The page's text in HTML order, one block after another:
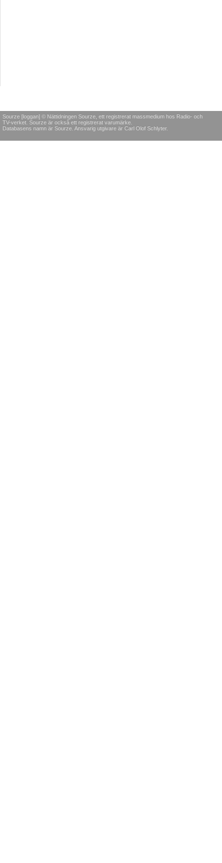
Sourze [loggan] © Nättidningen Sourze, ett registrerat massmedium hos Radio- och
TV-verket. Sourze är också ett registrerat varumärke.
Databasens namn är Sourze. Ansvarig utgivare är Carl Olof Schlyter.